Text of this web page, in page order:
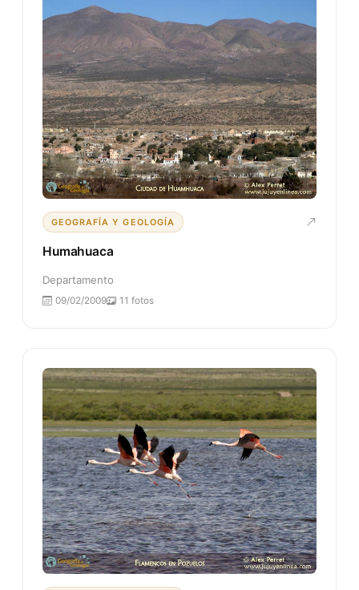
GEOGRAFÍA Y GEOLOGÍA
Humahuaca
Departamento
09/02/2009 11 fotos